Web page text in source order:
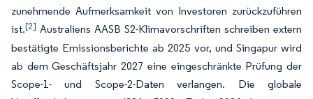
zunehmende Aufmerksamkeit von Investoren zurückzuführen
ist.[2] Australiens AASB S2-Klimavorschriften schreiben extern
bestätigte Emissionsberichte ab 2025 vor, und Singapur wird
ab dem Geschäftsjahr 2027 eine eingeschränkte Prüfung der
Scope-1- und Scope-2-Daten verlangen. Die globale